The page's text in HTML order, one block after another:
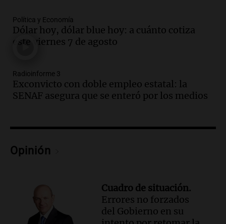
por accidentes de tránsito en el primer
semestre del 2026
Panorama Federal
por accidentes de tránsito en el primer
semestre de 2026
Panorama Federal
Audio.Nevadas en Bariloche obligan al
rutas circundantes
La santafesina Renata
Reinheimer fue premiada a nivel
mundial: "La ciencia tiene muchas
facetas"
Política y Economía
Dólar hoy, dólar blue hoy: a cuánto cotiza
este viernes 7 de agosto
Radioinforme 3
Exconvicto con doble empleo estatal: la
SENAF asegura que se enteró por los medios
Opinión
Cuadro de situación.
Errores no forzados
del Gobierno en su